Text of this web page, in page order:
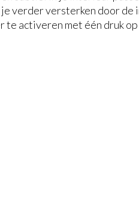
verder versterken door
activeren met één druk op